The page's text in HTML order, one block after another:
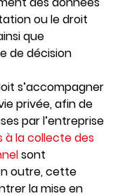
ou le droit
que
de décision
s’accompagner
privée, afin de
par l’entreprise
à la collecte des
sont
outre, cette
la mise en